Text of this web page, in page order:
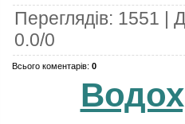
Переглядів: 1551 |
0.0/0
Всього коментарів: 0